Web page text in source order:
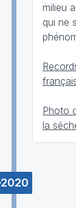
milieu
qui ne
Photo
la
2020